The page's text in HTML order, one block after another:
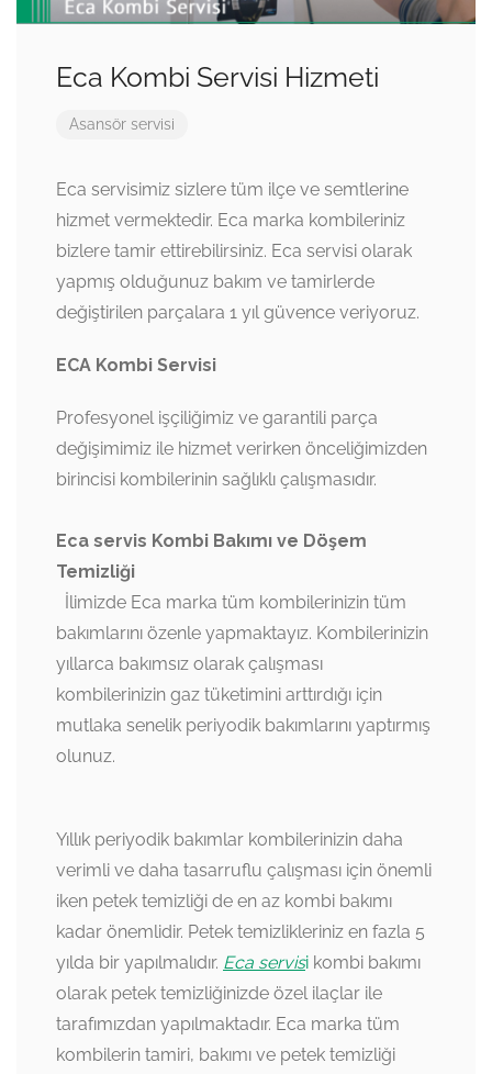
Eca Kombi Servisi Hizmeti
Asansör servisi
Eca servisimiz sizlere tüm ilçe ve semtlerine
hizmet vermektedir. Eca marka kombileriniz
bizlere tamir ettirebilirsiniz. Eca servisi olarak
yapmış olduğunuz bakım ve tamirlerde
değiştirilen parçalara 1 yıl güvence veriyoruz.
ECA Kombi Servisi
Profesyonel işçiliğimiz ve garantili parça
değişimimiz ile hizmet verirken önceliğimizden
birincisi kombilerinin sağlıklı çalışmasıdır.
Eca servis Kombi Bakımı ve Döşem
Temizliği
İlimizde Eca marka tüm kombilerinizin tüm
bakımlarını özenle yapmaktayız. Kombilerinizin
yıllarca bakımsız olarak çalışması
kombilerinizin gaz tüketimini arttırdığı için
mutlaka senelik periyodik bakımlarını yaptırmış
olunuz.
Yıllık periyodik bakımlar kombilerinizin daha
verimli ve daha tasarruflu çalışması için önemli
iken petek temizliği de en az kombi bakımı
kadar önemlidir. Petek temizlikleriniz en fazla 5
yılda bir yapılmalıdır. Eca servisi kombi bakımı
olarak petek temizliğinizde özel ilaçlar ile
tarafımızdan yapılmaktadır. Eca marka tüm
kombilerin tamiri, bakımı ve petek temizliği